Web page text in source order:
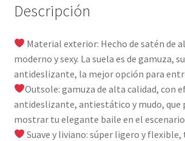
Descripción
Material exterior: Hecho de satén de
moderno y sexy. La suela es de gamuza,
antideslizante, la mejor opción para
Outsole: gamuza de alta calidad, con
antideslizante, antiestático y mudo, que
mostrar tu elegante baile en el
Suave y liviano: súper ligero y